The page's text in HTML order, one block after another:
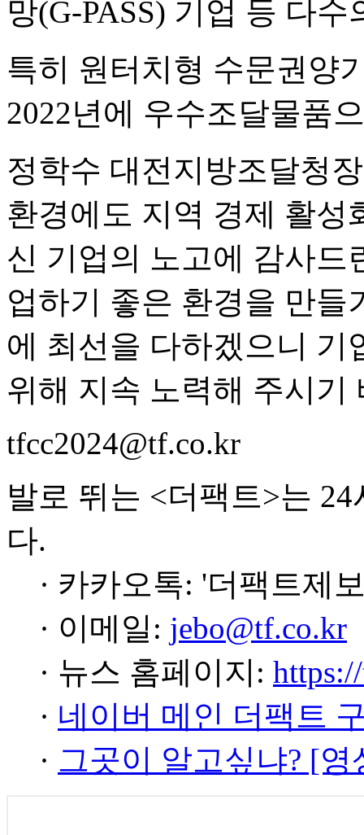
망(G-PASS) 기업 등 다
특히 원터치형 수문권양
2022년에 우수조달물품
정학수 대전지방조달청
환경에도 지역 경제 활성
신 기업의 노고에 감사
업하기 좋은 환경을 만들
에 최선을 다하겠으니 기
위해 지속 노력해 주시기
tfcc2024@tf.co.kr
발로 뛰는 <더팩트>는
다.
· 카카오톡: '더팩트제
· 이메일: jebo@tf.co.kr
· 뉴스 홈페이지:
· 네이버 메인 더팩트
· 그곳이 알고싶냐? [